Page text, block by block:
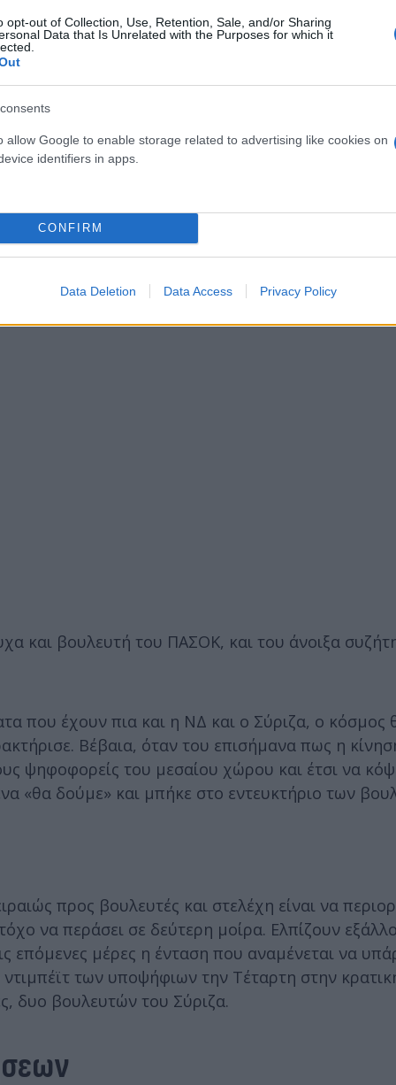
opt-out of Collection, Use, Retention, Sale, and/or Sharing
Data that Is Unrelated with the Purposes for which it
allow Google to enable storage related to advertising like cookies on
identifiers in apps.
CONFIRM
Data Deletion Data Access Privacy Policy
Αντώνη πολλά χρόνια, θα σου πω αυτό που μου
ο ίδιος λέει, από τον πρώην πρωθυπουργό :
υστεροφημία του».
στην ΝΔ. Βουλευτής από τους κοντινούς φίλους
και ανάμεσα στα άλλα είπε «πως
Δεν ξέρουμε ποιος έστελνε ψήφους εκεί….».
και βουλευτή του ΠΑΣΟΚ, και του άνοιξα
που έχουν πια και η ΝΔ και ο Σύριζα, ο κόσμος
Βέβαια, όταν του επισήμανα πως η
ψηφοφορείς του μεσαίου χώρου και έτσι να
«θα δούμε» και μπήκε στο εντευκτήριο των
προς βουλευτές και στελέχη είναι να
να περάσει σε δεύτερη μοίρα. Ελπίζουν
επόμενες μέρες η ένταση που αναμένεται να
των υποψήφιων την Τέταρτη στην
δυο βουλευτών του Σύριζα.